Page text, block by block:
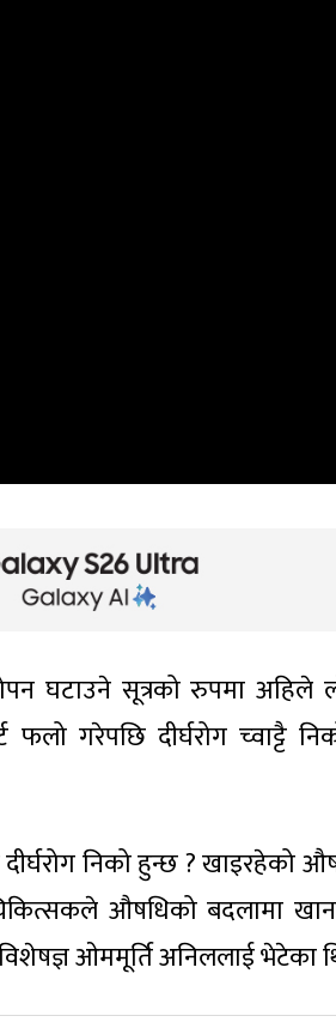
घटाउने सूत्रको रुपमा अहिले
गरेपछि दीर्घरोग च्वाट्टै
निको हुन्छ ? खाइरहेको
औषधिको बदलामा
ओममूर्ति अनिललाई भेटेका